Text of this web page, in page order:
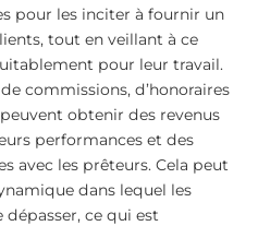
pour les inciter à fournir un
tout en veillant à ce
pour leur travail.
commissions, d’honoraires
obtenir des revenus
performances et des
avec les prêteurs. Cela peut
dans lequel les
ce qui est